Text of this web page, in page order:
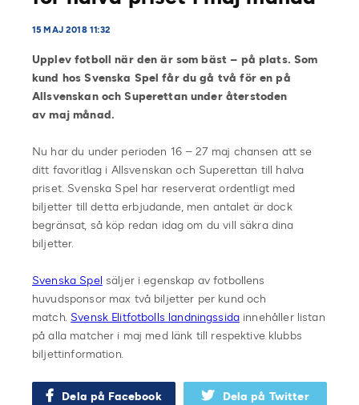
15 MAJ 2018 11:32
Upplev fotboll när den är som bäst – på plats. Som
kund hos Svenska Spel får du gå två för en på
Allsvenskan och Superettan under återstoden
av maj månad.
Nu har du under perioden 16 – 27 maj chansen att se
ditt favoritlag i Allsvenskan och Superettan till halva
priset. Svenska Spel har reserverat ordentligt med
biljetter till detta erbjudande, men antalet är dock
begränsat, så köp redan idag om du vill säkra dina
biljetter.
Svenska Spel säljer i egenskap av fotbollens
huvudsponsor max två biljetter per kund och
match. Svensk Elitfotbolls landningssida innehåller listan
på alla matcher i maj med länk till respektive klubbs
biljettinformation.
Dela på Facebook Dela på Twitter